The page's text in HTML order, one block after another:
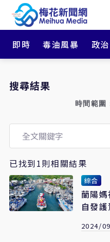
即時 毒油風暴 政治
搜尋結果
時間範圍
已找到1則相關結果
綜合
蘭陽
自發
2024/